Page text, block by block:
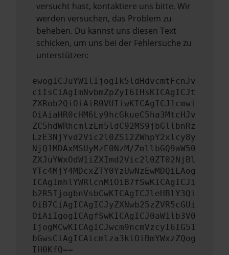
versucht hast, kontaktiere uns bitte. Wir
werden versuchen, das Problem zu
beheben. Du kannst uns diesen Text
schicken, um uns bei der Fehlersuche zu
unterstützen:
ewogICJuYW1lIjogIk5ldHdvcmtFcnJv
ciIsCiAgImNvbmZpZyI6IHsKICAgICJt
ZXRob2QiOiAiR0VUIiwKICAgICJ1cmwi
OiAiaHR0cHM6Ly9hcGkueC5ha3MtcHJv
ZC5hdWRhcmlzLm5ldC92MS9jbGllbnRz
LzE3NjYvd2Vic2l0ZS12ZWhpY2xlcy8y
NjQ1MDAxMSUyMzE0NzM/ZmllbGQ9aW50
ZXJuYWxOdW1iZXImd2Vic2l0ZT02NjBl
YTc4MjY4MDcxZTY0YzUwNzEwMDQiLAog
ICAgImhlYWRlcnMiOiB7fSwKICAgICJi
b2R5IjogbnVsbCwKICAgICJleHBlY3Qi
OiB7CiAgICAgICJyZXNwb25zZVR5cGUi
OiAiIgogICAgfSwKICAgICJ0aW1lb3V0
IjogMCwKICAgICJwcm9ncmVzcyI6IG51
bGwsCiAgICAicmlza3kiOiBmYWxzZQog
IH0KfQ==